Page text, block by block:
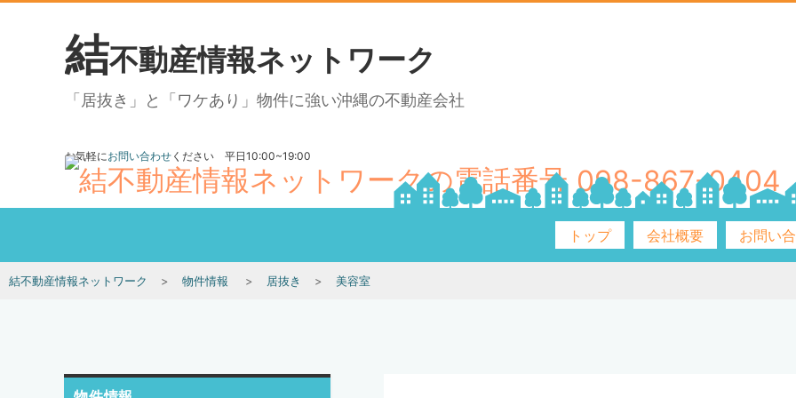
結不動産情報ネットワーク
「居抜き」と「ワケあり」物件に強い沖縄の不動産会社
お気軽にお問い合わせ ください 平日10:00~19:00
098-867-0404
トップ 会社概要 お問い
結不動産情報ネットワーク 物件情報 居抜き 美容室